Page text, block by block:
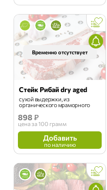
Временно отсутствует
Стейк Рибай dry aged
сухой выдержки, из
органического мраморного
мяса быков, на развес
898₽
цена за 100 грамм
Добавить
по наличию